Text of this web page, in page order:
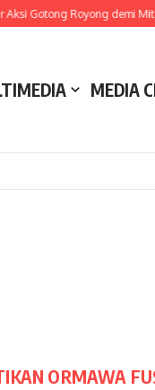
Gotong Royong demi
MEDIA
ORMAWA